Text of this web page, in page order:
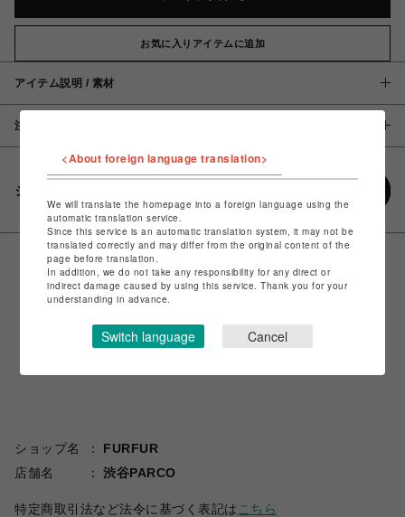
お気に入りアイテムに追加
アイテム説明 / 素材
注意事項
シェアする
ショップ名
FURFUR
店舗名
渋谷PARCO
特定商取引法など法令に基づく表記は こちら
<About foreign language translation>
We will translate the homepage into a foreign language using the
automatic translation service.
Since this service is an automatic translation system, it may not be
translated correctly and may differ from the original content of the
page before translation.
In addition, we do not take any responsibility for any direct or
indirect damage caused by using this service. Thank you for your
understanding in advance.
Switch language Cancel